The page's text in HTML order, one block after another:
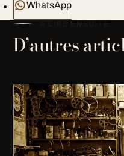
WhatsApp
D’autres